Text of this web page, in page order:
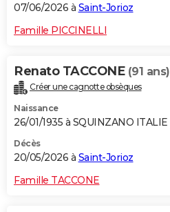
07/06/2026 à Saint-Jorioz
Famille PICCINELLI
Renato TACCONE (91 ans)
Créer une cagnotte obsèques
Naissance
26/01/1935 à SQUINZANO ITALIE
Décès
20/05/2026 à Saint-Jorioz
Famille TACCONE